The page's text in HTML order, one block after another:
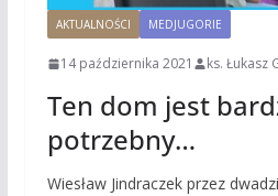
AKTUALNOŚCI MEDJUGORIE
14 października 2021 ks. Łukasz
Ten dom jest
potrzebny…
Wiesław Jindraczek przez